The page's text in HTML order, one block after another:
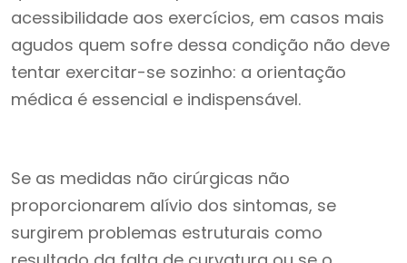
acessibilidade aos exercícios, em casos mais
agudos quem sofre dessa condição não deve
tentar exercitar-se sozinho: a orientação
médica é essencial e indispensável.
Se as medidas não cirúrgicas não
proporcionarem alívio dos sintomas, se
surgirem problemas estruturais como